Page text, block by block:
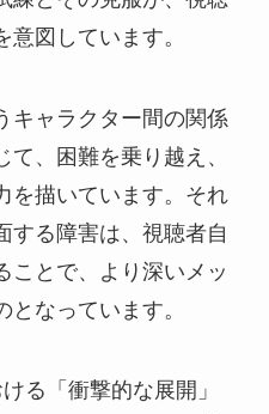
図しています。
キャラクター間の関係
、困難を乗り越え、
を描いています。それ
する障害は、視聴者自
ことで、より深いメッ
なっています。
る「衝撃的な展開」